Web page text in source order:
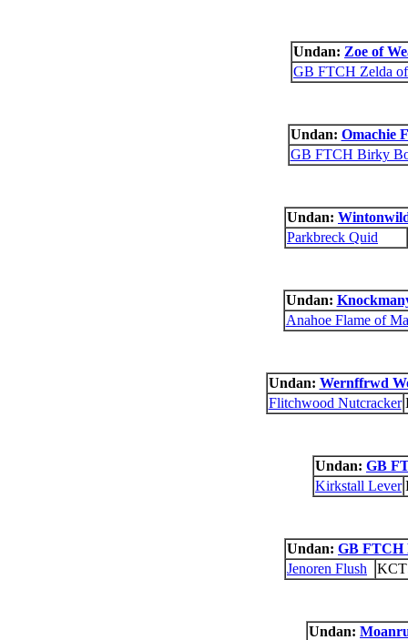
Undan: Zoe of
GB FTCH Zelda
Undan: Omachie
GB FTCH Birky
Undan:
Parkbreck Quid
Undan:
Anahoe Flame of
Undan: Wernffrwd
Flitchwood Nutcracker
Undan: GB
Kirkstall Lever
Undan: GB FTCH
Jenoren Flush
Undan: